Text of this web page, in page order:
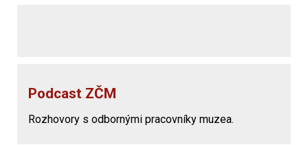
Podcast ZČM
Rozhovory s odbornými pracovníky muzea.